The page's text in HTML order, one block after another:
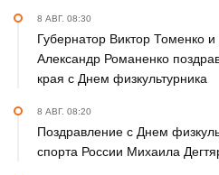
8 АВГ. 08:30
Губернатор Виктор Томенко
Александр Романенко
края с Днем физкультурника
8 АВГ. 08:20
Поздравление с Днем
спорта России Михаила